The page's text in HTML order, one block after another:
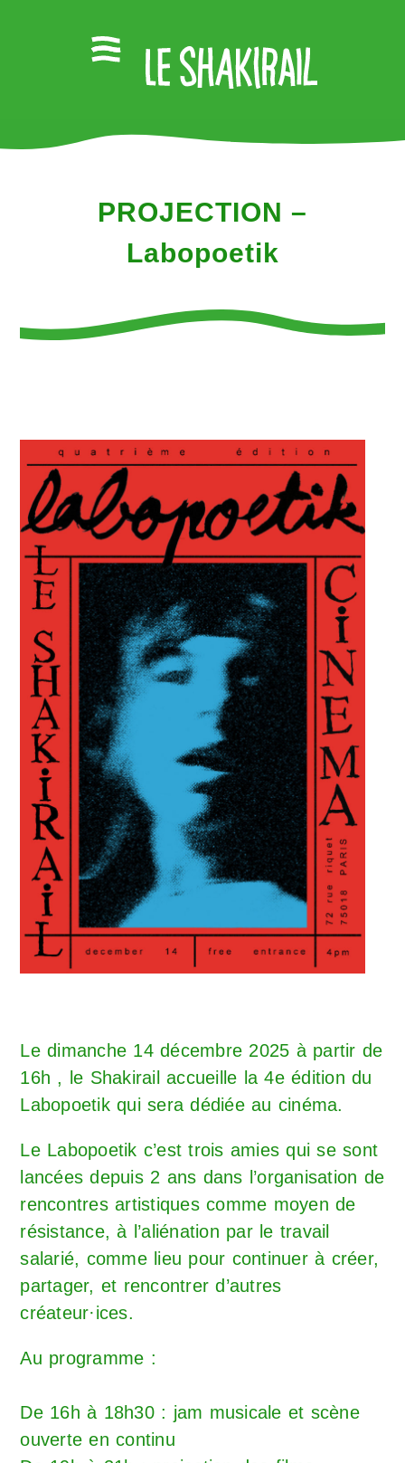
PROJECTION –
Labopoetik
Le dimanche 14 décembre 2025 à partir de
16h , le Shakirail accueille la 4e édition du
Labopoetik qui sera dédiée au cinéma.
Le Labopoetik c’est trois amies qui se sont
lancées depuis 2 ans dans l’organisation de
rencontres artistiques comme moyen de
résistance, à l’aliénation par le travail
salarié, comme lieu pour continuer à créer,
partager, et rencontrer d’autres
créateur·ices.
Au programme :
De 16h à 18h30 : jam musicale et scène
ouverte en continu